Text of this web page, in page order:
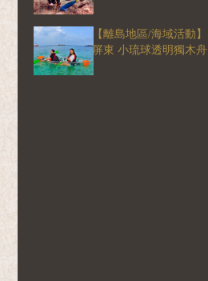
【離島地區/海域活動】
屏東 小琉球透明獨木舟